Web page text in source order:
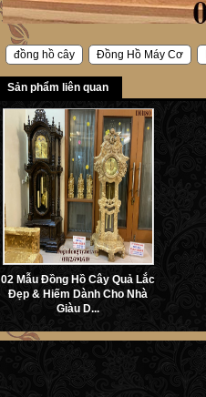
đồng hồ cây Đồng Hồ Máy Cơ
Sản phẩm liên quan
02 Mẫu Đồng Hồ Cây Quả Lắc
Đẹp & Hiếm Dành Cho Nhà
Giàu D...